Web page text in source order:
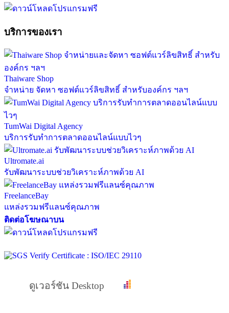
บริการของเรา
Thaiware Shop
จำหน่าย จัดหา ซอฟต์แวร์ลิขสิทธิ์ สำหรับองค์กร ฯลฯ
TumWai Digital Agency
บริการรับทำการตลาดออนไลน์แบบไวๆ
Ultromate.ai
รับพัฒนาระบบช่วยวิเคราะห์ภาพด้วย AI
FreelanceBay
แหล่งรวมฟรีแลนซ์คุณภาพ
ติดต่อโฆษณาบน
ดูเวอร์ชัน Desktop